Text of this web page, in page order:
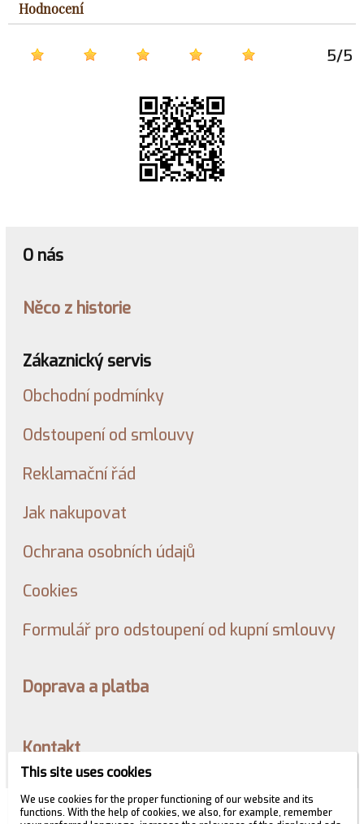
Hodnocení
5/5
O nás
Něco z historie
Zákaznický servis
Obchodní podmínky
Odstoupení od smlouvy
Reklamační řád
Jak nakupovat
Ochrana osobních údajů
Cookies
Formulář pro odstoupení od kupní smlouvy
Doprava a platba
Kontakt
© 2026 WEXBO |www.wexbo.com|Zaloguj się
This site uses cookies
We use cookies for the proper functioning of our website and its
functions. With the help of cookies, we also, for example, remember